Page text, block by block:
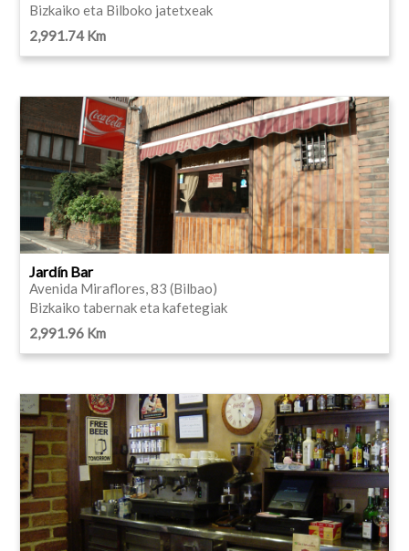
Bizkaiko eta Bilboko jatetxeak
2,991.74 Km
Jardín Bar
Avenida Miraflores, 83 (Bilbao)
Bizkaiko tabernak eta kafetegiak
2,991.96 Km